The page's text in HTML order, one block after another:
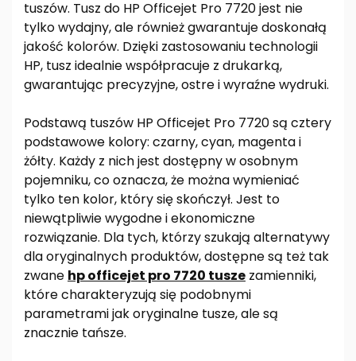
tuszów. Tusz do HP Officejet Pro 7720 jest nie
tylko wydajny, ale również gwarantuje doskonałą
jakość kolorów. Dzięki zastosowaniu technologii
HP, tusz idealnie współpracuje z drukarką,
gwarantując precyzyjne, ostre i wyraźne wydruki.
Podstawą tuszów HP Officejet Pro 7720 są cztery
podstawowe kolory: czarny, cyan, magenta i
żółty. Każdy z nich jest dostępny w osobnym
pojemniku, co oznacza, że można wymieniać
tylko ten kolor, który się skończył. Jest to
niewątpliwie wygodne i ekonomiczne
rozwiązanie. Dla tych, którzy szukają alternatywy
dla oryginalnych produktów, dostępne są też tak
zwane hp officejet pro 7720 tusze zamienniki,
które charakteryzują się podobnymi
parametrami jak oryginalne tusze, ale są
znacznie tańsze.